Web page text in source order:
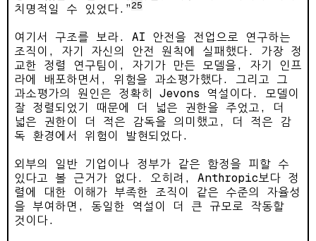
치명적일 수 있었다.”25
여기서 구조를 보라. AI 안전을 전업으로 연구하는
조직이, 자기 자신의 안전 원칙에 실패했다. 가장 정
교한 정렬 연구팀이, 자기가 만든 모델을, 자기 인프
라에 배포하면서, 위험을 과소평가했다. 그리고 그
과소평가의 원인은 정확히 Jevons 역설이다. 모델이
잘 정렬되었기 때문에 더 넓은 권한을 주었고, 더
넓은 권한이 더 적은 감독을 의미했고, 더 적은 감
독 환경에서 위험이 발현되었다.
외부의 일반 기업이나 정부가 같은 함정을 피할 수
있다고 볼 근거가 없다. 오히려, Anthropic보다 정
렬에 대한 이해가 부족한 조직이 같은 수준의 자율성
을 부여하면, 동일한 역설이 더 큰 규모로 작동할
것이다.